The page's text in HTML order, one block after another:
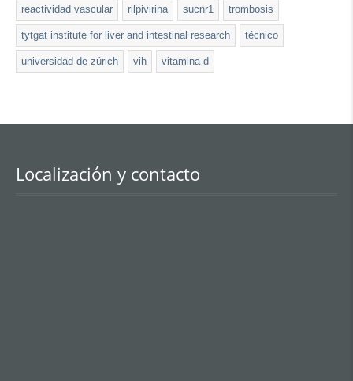
reactividad vascular rilpivirina sucnr1 trombosis
tytgat institute for liver and intestinal research técnico
universidad de zúrich vih vitamina d
Localización y contacto